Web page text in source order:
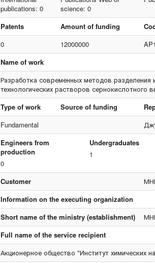
publications: 0
science: 0
Patents Amount of funding
0
12000000
Name of work
Разработка современных методов
технологических растворов сернокислотного
Type of work
Source of funding
Fundamental
Engineers from
production
0
Undergraduates
1
Customer
Information on the executing organization
Short name of the ministry (establishment)
Full name of the service recipient
Акционерное общество "Институт химических